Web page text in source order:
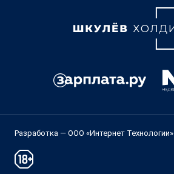
Разработка — ООО «Интернет Технологии»